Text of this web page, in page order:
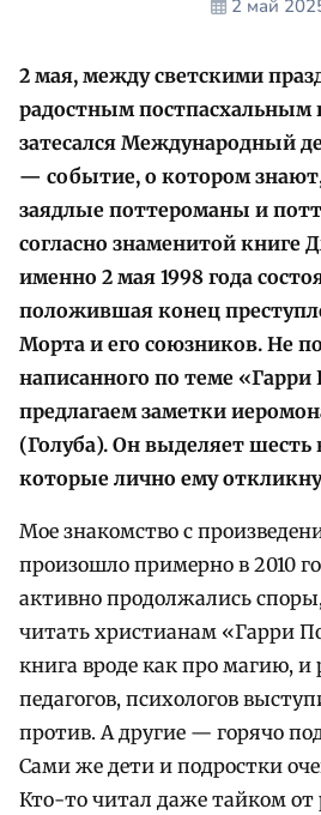
2 май
2 мая, между светскими
радостным постпасхальным
затесался Международный
— событие, о котором
заядлые поттероманы и
согласно знаменитой книге
именно 2 мая 1998 года
положившая конец
Морта и его союзников. Не
написанного по теме «Гарри
предлагаем заметки
(Голуба). Он выделяет
которые лично ему
Мое знакомство с
произошло примерно в 2010
активно продолжались
читать христианам «Гарри
книга вроде как про магию, и
педагогов, психологов
против. А другие — горячо
Сами же дети и подростки
Кто-то читал даже тайком от